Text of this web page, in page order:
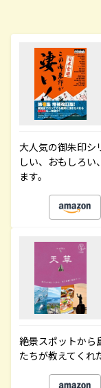
大人気の御朱印シ
しい、おもしろ
ます。
絶景スポットから
たちが教えてくれ